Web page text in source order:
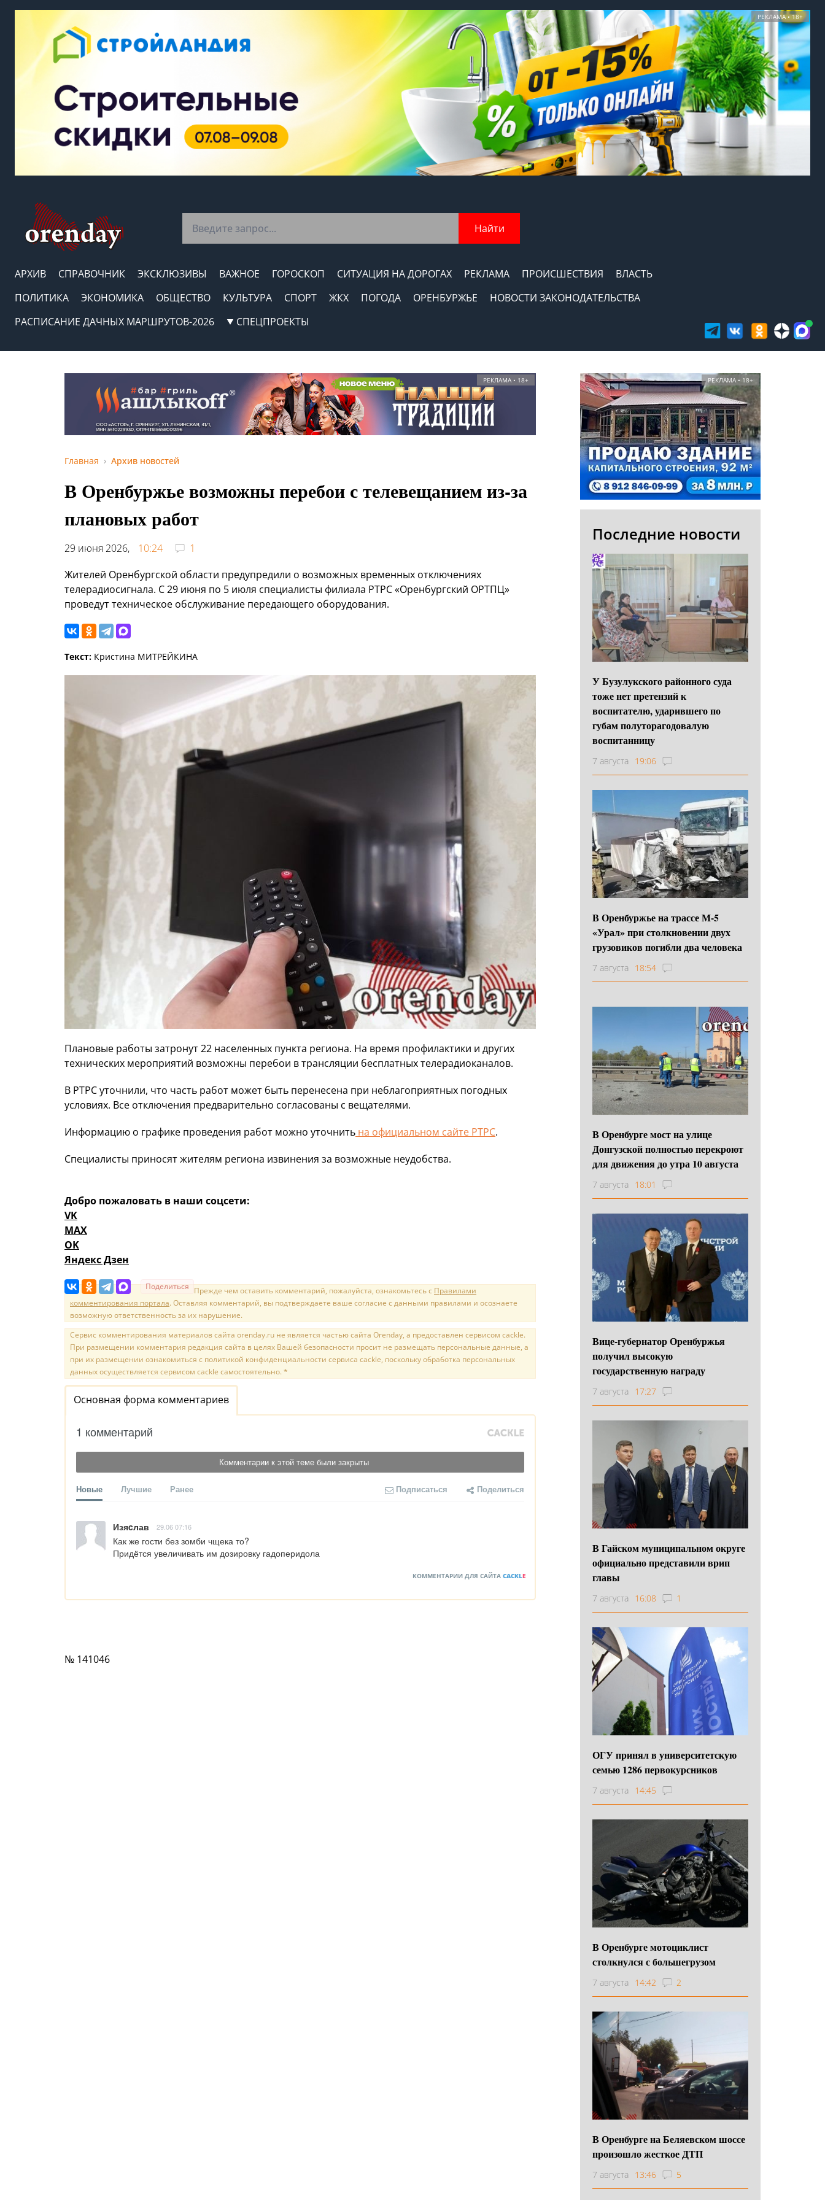
РЕКЛАМА • 18+
Найти
АРХИВ СПРАВОЧНИК ЭКСКЛЮЗИВЫ ВАЖНОЕ ГОРОСКОП СИТУАЦИЯ НА ДОРОГАХ РЕКЛАМА ПРОИСШЕСТВИЯ
ВЛАСТЬ
ПОЛИТИКА
ЭКОНОМИКА ОБЩЕСТВО КУЛЬТУРА СПОРТ ЖКХ ПОГОДА ОРЕНБУРЖЬЕ
НОВОСТИ ЗАКОНОДАТЕЛЬСТВА
РАСПИСАНИЕ ДАЧНЫХ МАРШРУТОВ-2026
СПЕЦПРОЕКТЫ
РЕКЛАМА • 18+
Главная Архив новостей
В Оренбуржье возможны перебои с телевещанием из-за
плановых работ
29 июня 2026, 10:24
1
Жителей Оренбургской области предупредили о возможных временных отключениях
телерадиосигнала. С 29 июня по 5 июля специалисты филиала РТРС «Оренбургский ОРТПЦ»
проведут техническое обслуживание передающего оборудования.
Текст: Кристина МИТРЕЙКИНА
Плановые работы затронут 22 населенных пункта региона. На время профилактики и других
технических мероприятий возможны перебои в трансляции бесплатных телерадиоканалов.
В РТРС уточнили, что часть работ может быть перенесена при неблагоприятных погодных
условиях. Все отключения предварительно согласованы с вещателями.
Информацию о графике проведения работ можно уточнить на официальном сайте РТРС.
Специалисты приносят жителям региона извинения за возможные неудобства.
Добро пожаловать в наши соцсети:
VK
MAX
OK
Яндекс Дзен
Поделиться Прежде чем оставить комментарий, пожалуйста, ознакомьтесь с Правилами
комментирования портала. Оставляя комментарий, вы подтверждаете ваше согласие с данными правилами и осознаете
возможную ответственность за их нарушение.
Сервис комментирования материалов сайта orenday.ru не является частью сайта Orenday, а предоставлен сервисом cackle.
При размещении комментария редакция сайта в целях Вашей безопасности просит не размещать персональные данные, а
при их размещении ознакомиться с политикой конфиденциальности сервиса cackle, поскольку обработка персональных
данных осуществляется сервисом cackle самостоятельно. *
Основная форма комментариев
1 комментарий
Комментарии к этой теме были закрыты
Новые Лучшие Ранее Подписаться Поделиться
Изяcлав 29.06 07:16
Как же гости без зомби чщека то?
Придётся увеличивать им дозировку гадоперидола
КОММЕНТАРИИ ДЛЯ САЙТА CACKLE
№ 141046
РЕКЛАМА • 18+
Последние новости
У Бузулукского районного суда
тоже нет претензий к
воспитателю, ударившего по
губам полуторагодовалую
воспитанницу
7 августа 19:06
В Оренбуржье на трассе М-5
«Урал» при столкновении двух
грузовиков погибли два человека
7 августа 18:54
В Оренбурге мост на улице
Донгузской полностью перекроют
для движения до утра 10 августа
7 августа 18:01
Вице-губернатор Оренбуржья
получил высокую
государственную награду
7 августа 17:27
В Гайском муниципальном округе
официально представили врип
главы
7 августа 16:08 1
ОГУ принял в университетскую
семью 1286 первокурсников
7 августа 14:45
В Оренбурге мотоциклист
столкнулся с большегрузом
7 августа 14:42 2
В Оренбурге на Беляевском шоссе
произошло жесткое ДТП
7 августа 13:46 5